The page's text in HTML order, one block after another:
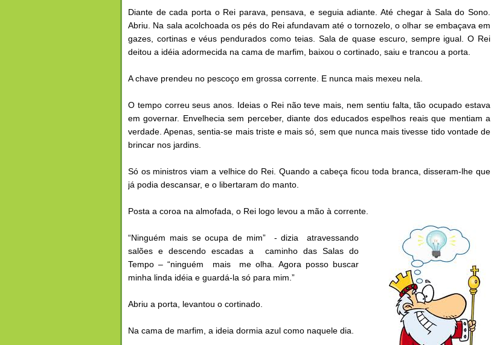
Diante de cada porta o Rei parava, pensava, e seguia adiante. Até chegar à Sala do Sono.
Abriu. Na sala acolchoada os pés do Rei afundavam até o tornozelo, o olhar se embaçava em
gazes, cortinas e véus pendurados como teias. Sala de quase escuro, sempre igual. O Rei
deitou a idéia adormecida na cama de marfim, baixou o cortinado, saiu e trancou a porta.
A chave prendeu no pescoço em grossa corrente. E nunca mais mexeu nela.
O tempo correu seus anos. Ideias o Rei não teve mais, nem sentiu falta, tão ocupado estava
em governar. Envelhecia sem perceber, diante dos educados espelhos reais que mentiam a
verdade. Apenas, sentia-se mais triste e mais só, sem que nunca mais tivesse tido vontade de
brincar nos jardins.
Só os ministros viam a velhice do Rei. Quando a cabeça ficou toda branca, disseram-lhe que
já podia descansar, e o libertaram do manto.
Posta a coroa na almofada, o Rei logo levou a mão à corrente.
“Ninguém mais se ocupa de mim” - dizia atravessando
salões e descendo escadas a caminho das Salas do
Tempo – “ninguém mais me olha. Agora posso buscar
minha linda idéia e guardá-la só para mim.”
Abriu a porta, levantou o cortinado.
Na cama de marfim, a ideia dormia azul como naquele dia.